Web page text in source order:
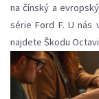
na čínský a
série Ford F. U nás
najdete Škodu